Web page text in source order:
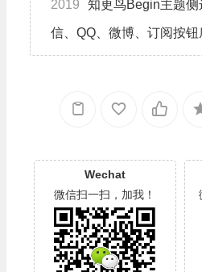
2019 知更鸟Begin主题
信、QQ、微博、订阅按钮
Wechat
微信扫一扫，加我！